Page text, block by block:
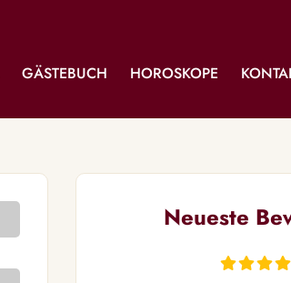
GÄSTEBUCH HOROSKOPE
Neueste